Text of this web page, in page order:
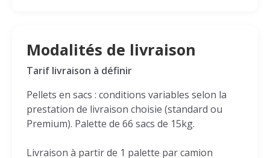
Modalités de livraison
Tarif livraison à définir
Pellets en sacs : conditions variables selon la
prestation de livraison choisie (standard ou
Premium). Palette de 66 sacs de 15kg.
Livraison à partir de 1 palette par camion